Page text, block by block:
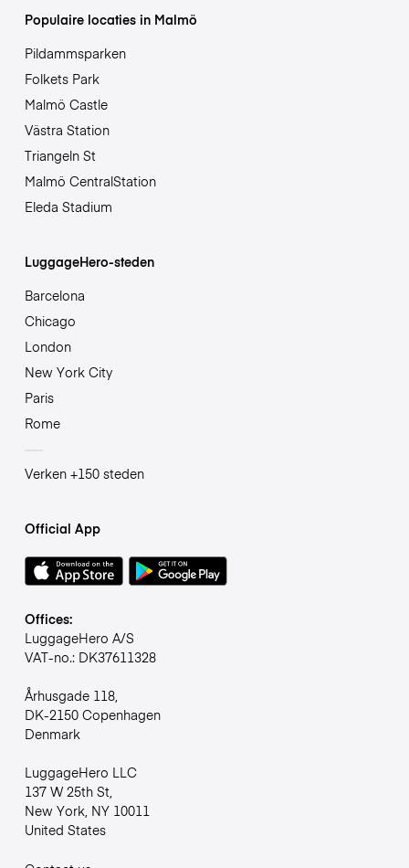
Populaire locaties in Malmö
Pildammsparken
Folkets Park
Malmö Castle
Västra Station
Triangeln St
Malmö CentralStation
Eleda Stadium
LuggageHero-steden
Barcelona
Chicago
London
New York City
Paris
Rome
Verken +150 steden
Official App
Offices:
LuggageHero A/S
VAT-no.: DK37611328
Århusgade 118,
DK-2150 Copenhagen
Denmark
LuggageHero LLC
137 W 25th St,
New York, NY 10011
United States